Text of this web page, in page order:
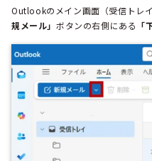
Outlookのメイン画面（受信トレ
規メール」 ボタンの右側にある 「